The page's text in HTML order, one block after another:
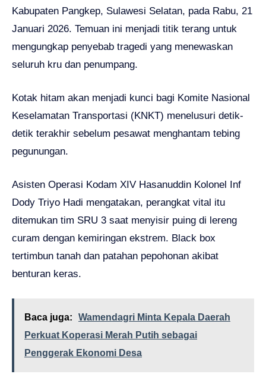
Kabupaten Pangkep, Sulawesi Selatan, pada Rabu, 21
Januari 2026. Temuan ini menjadi titik terang untuk
mengungkap penyebab tragedi yang menewaskan
seluruh kru dan penumpang.
Kotak hitam akan menjadi kunci bagi Komite Nasional
Keselamatan Transportasi (KNKT) menelusuri detik-
detik terakhir sebelum pesawat menghantam tebing
pegunungan.
Asisten Operasi Kodam XIV Hasanuddin Kolonel Inf
Dody Triyo Hadi mengatakan, perangkat vital itu
ditemukan tim SRU 3 saat menyisir puing di lereng
curam dengan kemiringan ekstrem. Black box
tertimbun tanah dan patahan pepohonan akibat
benturan keras.
Baca juga:
Wamendagri Minta Kepala Daerah
Perkuat Koperasi Merah Putih sebagai
Penggerak Ekonomi Desa